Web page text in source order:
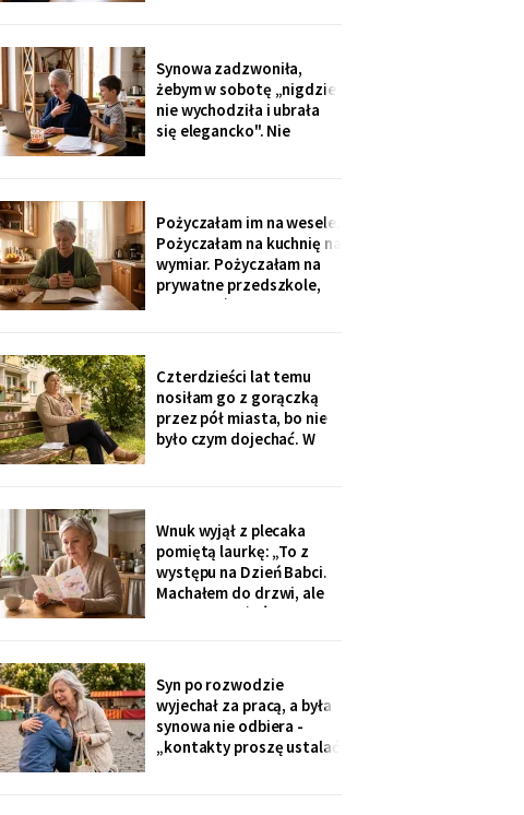
tysiące, na moje dane.
Wnuk płakał, że odda.
Córka na to: „tylko
nigdzie nie zgłaszaj,
chcesz mu zniszczyć
Synowa zadzwoniła,
żebym w sobotę „nigdzie
nie wychodziła i ubrała
się elegancko". Nie
domu opieki. Przyjechali
z tortem i laptopem:
bilety do Rzymu na moje
siedemdziesiąte
urodziny
Pożyczałam im na wesele.
Pożyczałam na kuchnię na
wymiar. Pożyczałam na
prywatne przedszkole,
„bo Kubuś jest wrażliwy".
poprosiłam o pożyczkę -
na okulary progresywne -
i usłyszałam, że „trzeba
było sobie
Czterdzieści lat temu
nosiłam go z gorączką
przez pół miasta, bo nie
było czym dojechać. W
prześwietlenie biodra.
„Mamo, od tego jest
teraz taksówka dla
seniorów, zamów sobie".
Zamówiłam - kierowca
Wnuk wyjął z plecaka
pomiętą laurkę: „To z
występu na Dzień Babci.
Machałem do drzwi, ale
nie przyszłaś". Żadnego
przekazuje je przez
rodziców. Córka
wzruszyła ramionami:
„No zapomniałam, mamo,
tyle się teraz
Syn po rozwodzie
wyjechał za pracą, a była
synowa nie odbiera -
„kontakty proszę ustalać